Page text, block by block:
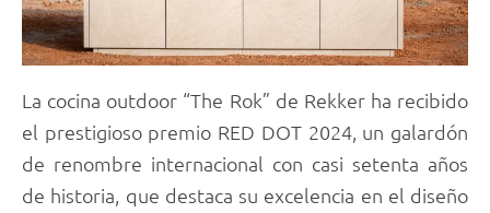
La cocina outdoor “The Rok” de Rekker ha recibido
el prestigioso premio RED DOT 2024, un galardón
de renombre internacional con casi setenta años
de historia, que destaca su excelencia en el diseño